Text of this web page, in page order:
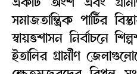
সমাজতান্ত্রিক পার্টির
স্বায়ত্তশাসন নির্বাচনে
ইতালির গ্রামীণ